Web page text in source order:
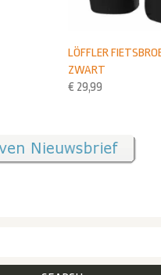
LÖFFLER
ZWART
€ 29,99